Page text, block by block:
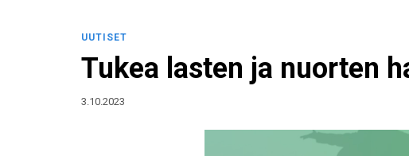
UUTISET
Tukea lasten ja nuorten
3.10.2023